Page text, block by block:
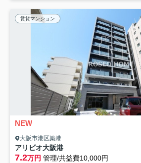
賃貸マンション
NEW
大阪市港区築港
アリビオ大阪港
7.2万円 管理/共益費10,000円